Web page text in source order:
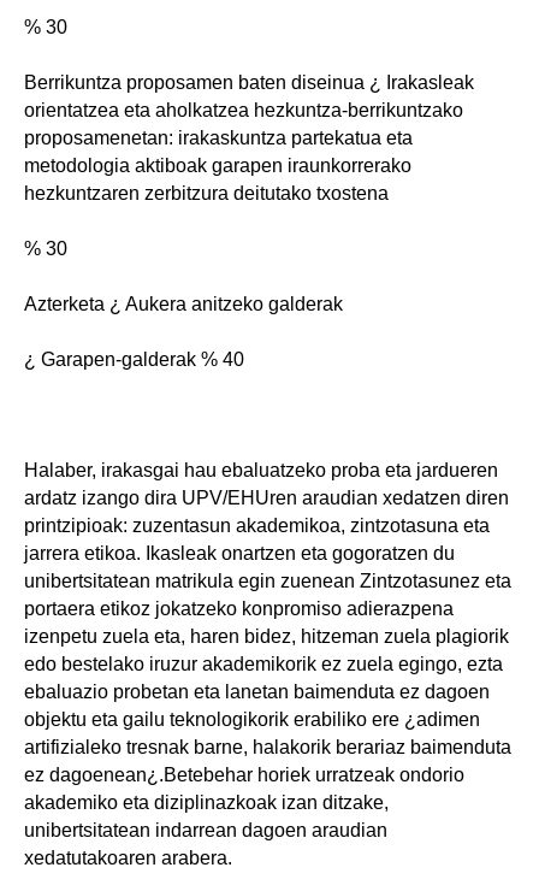
% 30
Berrikuntza proposamen baten diseinua ¿ Irakasleak
orientatzea eta aholkatzea hezkuntza-berrikuntzako
proposamenetan: irakaskuntza partekatua eta
metodologia aktiboak garapen iraunkorrerako
hezkuntzaren zerbitzura deitutako txostena
% 30
Azterketa ¿ Aukera anitzeko galderak
¿ Garapen-galderak % 40
Halaber, irakasgai hau ebaluatzeko proba eta jardueren
ardatz izango dira UPV/EHUren araudian xedatzen diren
printzipioak: zuzentasun akademikoa, zintzotasuna eta
jarrera etikoa. Ikasleak onartzen eta gogoratzen du
unibertsitatean matrikula egin zuenean Zintzotasunez eta
portaera etikoz jokatzeko konpromiso adierazpena
izenpetu zuela eta, haren bidez, hitzeman zuela plagiorik
edo bestelako iruzur akademikorik ez zuela egingo, ezta
ebaluazio probetan eta lanetan baimenduta ez dagoen
objektu eta gailu teknologikorik erabiliko ere ¿adimen
artifizialeko tresnak barne, halakorik berariaz baimenduta
ez dagoenean¿.Betebehar horiek urratzeak ondorio
akademiko eta diziplinazkoak izan ditzake,
unibertsitatean indarrean dagoen araudian
xedatutakoaren arabera.